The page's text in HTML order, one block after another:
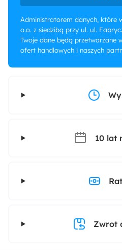
Administratorem danych, które
o.o. z siedzibą przy ul. ul.
Twoje dane będą przetwarzane
ofert handlowych i naszych
10 lat
Zwrot